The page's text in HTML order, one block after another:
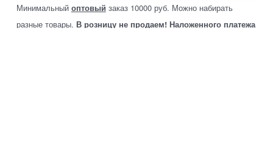
Минимальный оптовый заказ 10000 руб. Можно набирать
разные товары. В розницу не продаем! Наложенного платежа